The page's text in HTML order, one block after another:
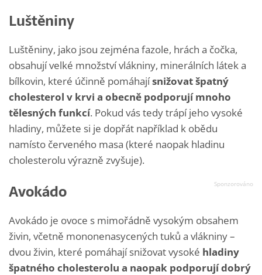
Luštěniny
Luštěniny, jako jsou zejména fazole, hrách a čočka,
obsahují velké množství vlákniny, minerálních látek a
bílkovin, které účinně pomáhajísnižovat špatný
cholesterol v krvi a obecně podporují mnoho
tělesných funkcí. Pokud vás tedy trápí jeho vysoké
hladiny, můžete si je dopřát například k obědu
namísto červeného masa (které naopak hladinu
cholesterolu výrazně zvyšuje).
Avokádo
Avokádo je ovoce s mimořádně vysokým obsahem
živin, včetně mononenasycených tuků a vlákniny –
dvou živin, které pomáhají snižovat vysoké hladiny
špatného cholesterolu a naopak podporují dobrý